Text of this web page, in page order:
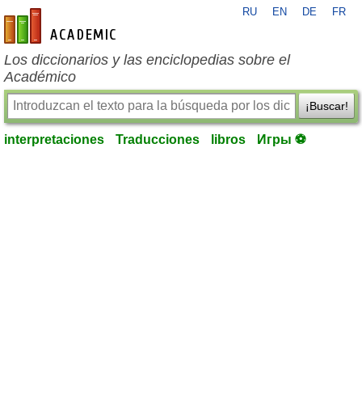
es-academic.com
RU EN DE FR
Los diccionarios y las enciclopedias sobre el
Académico
¡Buscar!
interpretaciones Traducciones libros Игры ⚽